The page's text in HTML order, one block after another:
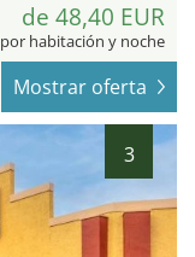
de 48,40 EUR
por habitación y noche
Mostrar oferta
3